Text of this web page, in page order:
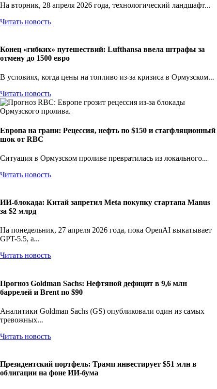
На вторник, 28 апреля 2026 года, технологический ландшафт...
Читать новость
Конец «гибких» путешествий: Lufthansa ввела штрафы за
отмену до 1500 евро
В условиях, когда цены на топливо из-за кризиса в Ормузском...
Читать новость
Европа на грани: Рецессия, нефть по $150 и стагфляционный
шок от RBC
Ситуация в Ормузском проливе превратилась из локального...
Читать новость
ИИ-блокада: Китай запретил Meta покупку стартапа Manus
за $2 млрд
На понедельник, 27 апреля 2026 года, пока OpenAI выкатывает
GPT-5.5, а...
Читать новость
Прогноз Goldman Sachs: Нефтяной дефицит в 9,6 млн
баррелей и Brent по $90
Аналитики Goldman Sachs (GS) опубликовали один из самых
тревожных...
Читать новость
Президентский портфель: Трамп инвестирует $51 млн в
облигации на фоне ИИ-бума